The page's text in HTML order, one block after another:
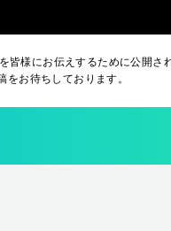
様にお伝えするために公開さ
お待ちしております。